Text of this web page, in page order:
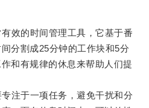
的时间管理工具，它基于番
分割成25分钟的工作块和5分
和有规律的休息来帮助人们提
于一项任务，避免干扰和分